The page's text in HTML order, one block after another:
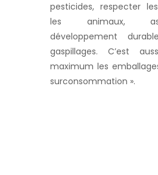
pesticides, respecter
les animaux,
développement
gaspillages. C’est
maximum les
surconsommation ».